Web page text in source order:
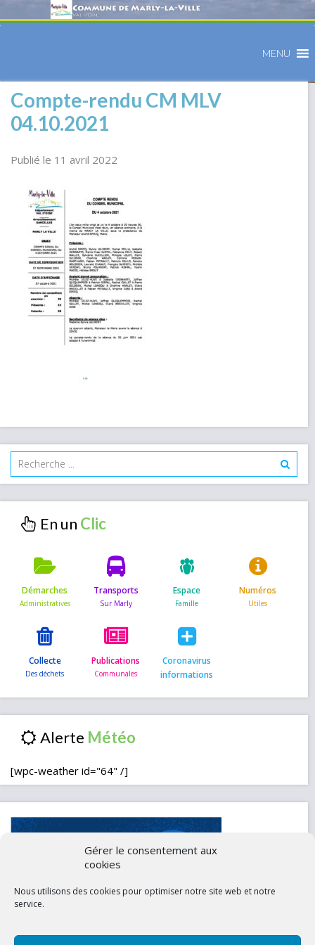
Gérer le consentement aux
cookies
Nous utilisons des cookies pour optimiser notre site web et notre
service.
MENU
Compte-rendu CM MLV
04.10.2021
Publié le 11 avril 2022
En un
Démarches Transports Espace Numéros
Collecte Publications
Coronavirus
informations
Alerte
[wpc-weather id="64" /]